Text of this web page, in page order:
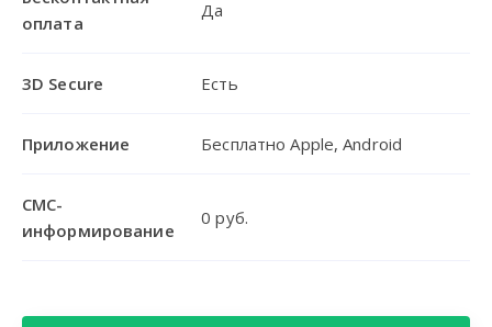
оплата
Да
3D Secure Есть
Приложение Бесплатно Apple, Android
СМС-
информирование
0 руб.